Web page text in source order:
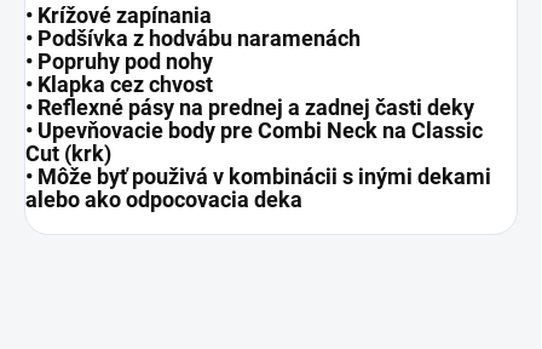
• Krížové zapínania
• Podšívka z hodvábu naramenách
• Popruhy pod nohy
• Klapka cez chvost
• Reflexné pásy na prednej a zadnej časti deky
• Upevňovacie body pre Combi Neck na Classic
Cut (krk)
• Môže byť použivá v kombinácii s inými dekami
alebo ako odpocovacia deka